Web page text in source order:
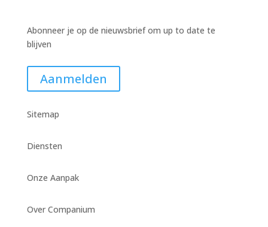
Abonneer je op de nieuwsbrief om up to date te
blijven
Aanmelden
Sitemap
Diensten
Onze Aanpak
Over Companium